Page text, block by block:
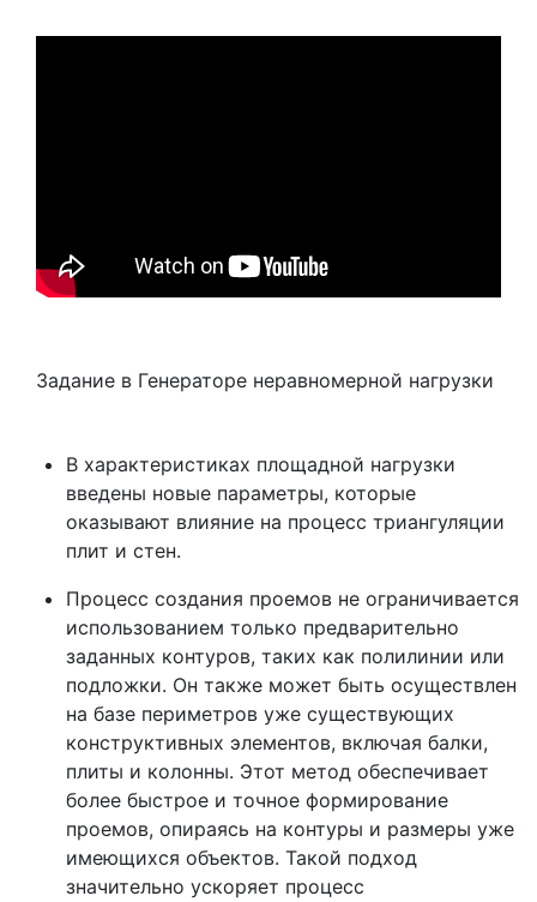
Задание в Генераторе неравномерной нагрузки
В характеристиках площадной нагрузки
введены новые параметры, которые
оказывают влияние на процесс триангуляции
плит и стен.
Процесс создания проемов не ограничивается
использованием только предварительно
заданных контуров, таких как полилинии или
подложки. Он также может быть осуществлен
на базе периметров уже существующих
конструктивных элементов, включая балки,
плиты и колонны. Этот метод обеспечивает
более быстрое и точное формирование
проемов, опираясь на контуры и размеры уже
имеющихся объектов. Такой подход
значительно ускоряет процесс